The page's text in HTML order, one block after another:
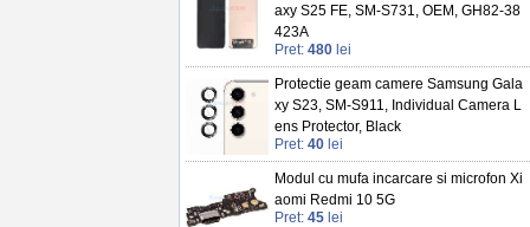
axy S25 FE, SM-S731, OEM, GH82-38
423A
Pret: 480 lei
Protectie geam camere Samsung Gala
xy S23, SM-S911, Individual Camera L
ens Protector, Black
Pret: 40 lei
Modul cu mufa incarcare si microfon Xi
aomi Redmi 10 5G
Pret: 45 lei